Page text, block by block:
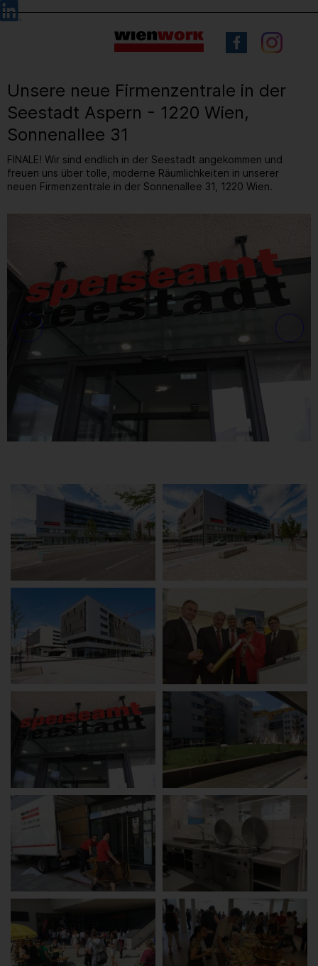
Barrierefreie
Bedienung
Sprachauswahl
Unsere neue Firmenzentrale in der
Seestadt Aspern - 1220 Wien,
Sonnenallee 31
FINALE! Wir sind endlich in der Seestadt angekommen und
freuen uns über tolle, moderne Räumlichkeiten in unserer
neuen Firmenzentrale in der Sonnenallee 31, 1220 Wien.